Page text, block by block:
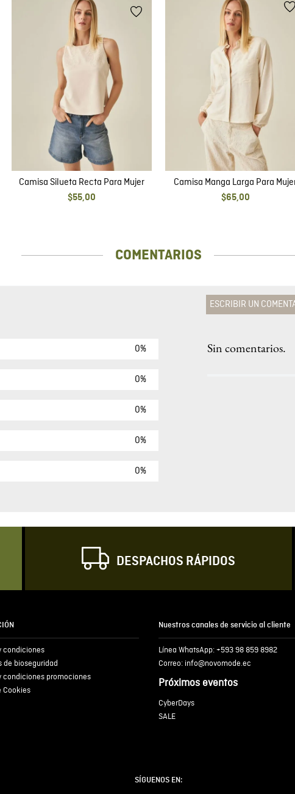
Camisa Silueta Recta Para Mujer
$55,00
Camisa Manga Larga Para
$65,00
COMENTARIOS
0%
0%
0%
0%
0%
ESCRIBIR UN
Agregar
Escribir comentario
Sin comentarios.
DESPACHOS RÁPIDOS
condiciones
de bioseguridad
condiciones promociones
Cookies
Nuestros canales de servicio al cliente
Línea WhatsApp: +593 98 859 8982
Correo: info@novomode.ec
Próximos eventos
CyberDays
SALE
SÍGUENOS EN: